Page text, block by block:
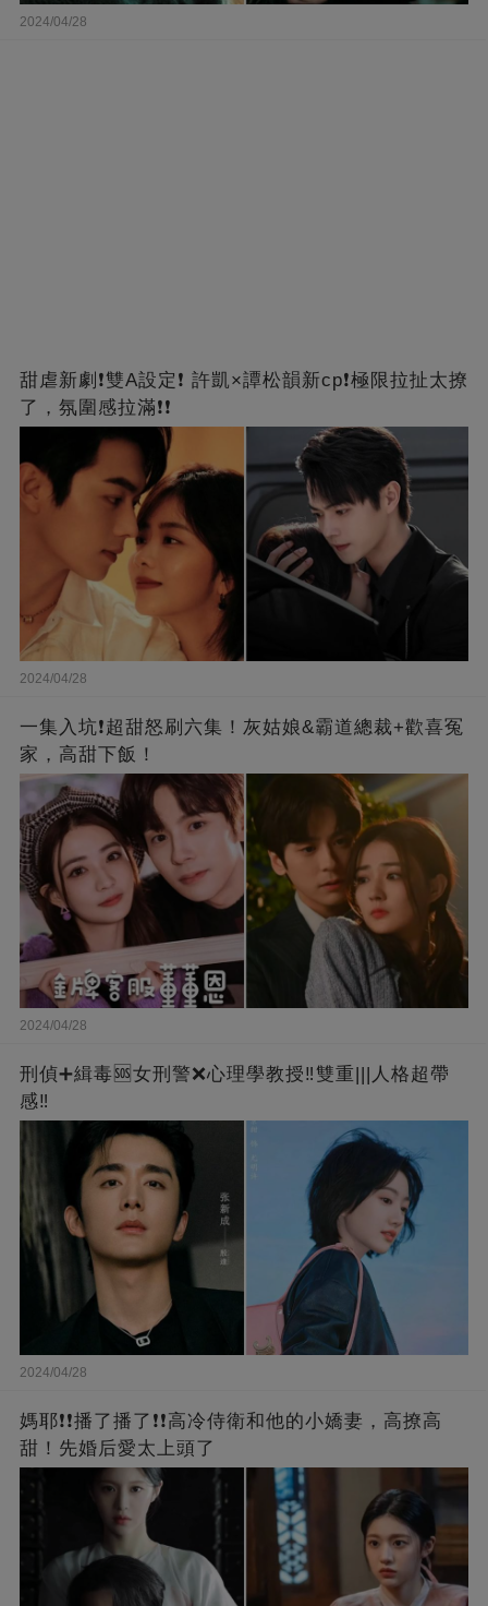
2024/04/28
甜虐新劇❗雙A設定❗ 許凱×譚松韻新cp❗️極限拉扯太撩
了，氛圍感拉滿❗❗
2024/04/28
一集入坑❗超甜怒刷六集！灰姑娘&霸道總裁+歡喜冤
家，高甜下飯！
2024/04/28
刑偵➕緝毒🆘女刑警❌心理學教授‼️雙重|||人格超帶
感‼️
2024/04/28
媽耶❗❗播了播了❗❗高冷侍衛和他的小嬌妻，高撩高
甜！先婚后愛太上頭了